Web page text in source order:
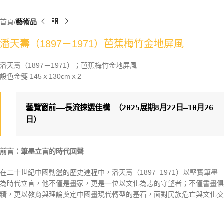
首頁 藝術品
潘天壽（1897－1971）芭蕉梅竹金地屏風
潘天壽（1897－1971）；芭蕉梅竹金地屏風
設色金箋 145ｘ130cmｘ2
藝覽窗前——長流揀選佳構 （2025展期8月22日—10月26
日）
前言：筆墨立言的時代回聲
在二十世紀中國動盪的歷史進程中，潘天壽（1897–1971）以堅實筆墨
為時代立言，他不僅是畫家，更是一位以文化為志的守望者；不僅書畫俱
精，更以教育與理論奠定中國畫現代轉型的基石，面對民族危亡與文化交